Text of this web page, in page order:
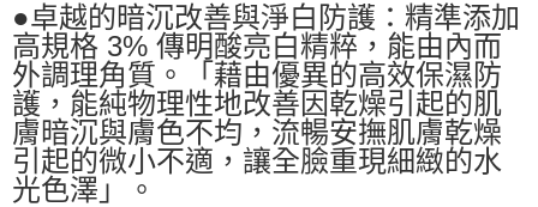
●卓越的暗沉改善與淨白防護：精準添加
高規格 3% 傳明酸亮白精粹，能由內而
外調理角質。「藉由優異的高效保濕防
護，能純物理性地改善因乾燥引起的肌
膚暗沉與膚色不均，流暢安撫肌膚乾燥
引起的微小不適，讓全臉重現細緻的水
光色澤」。